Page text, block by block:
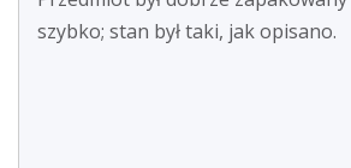
szybko; stan był taki, jak opisano.